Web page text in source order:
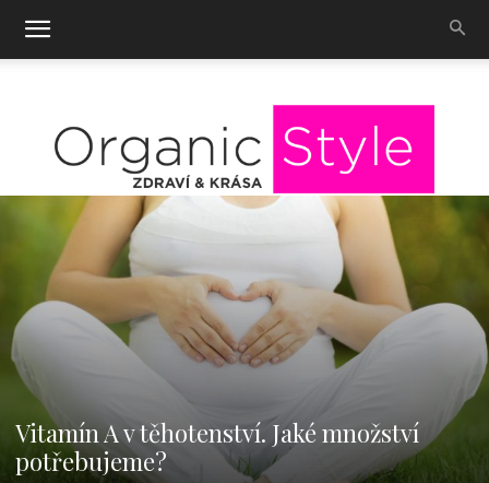
OrganicStyle
Vitamín A v těhotenství. Jaké množství
potřebujeme?